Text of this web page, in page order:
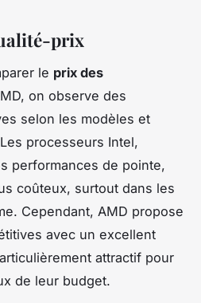
prix
le prix des
on observe des
selon les modèles et
processeurs Intel,
performances de pointe,
coûteux, surtout dans les
Cependant, AMD propose
avec un excellent
attractif pour
de leur budget.